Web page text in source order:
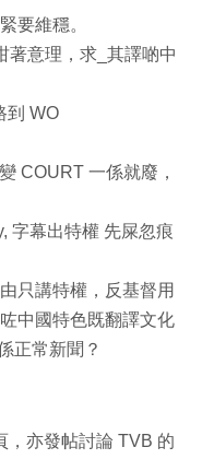
要維穩。
著意理，求_其譯啲中
到 WO
COURT 一係就廢，
字幕出特權 先屎忽痕
只講特權，反基督用
中國特色既翻譯文化
正常新聞？
，亦發帖討論 TVB 的